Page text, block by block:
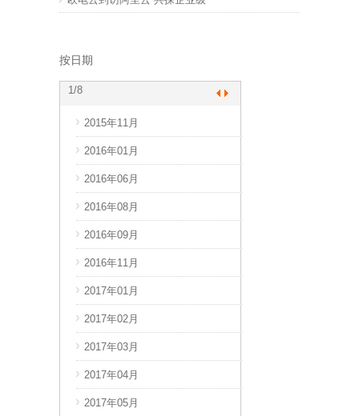
按日期
1/8
2015年11月
2016年01月
2016年06月
2016年08月
2016年09月
2016年11月
2017年01月
2017年02月
2017年03月
2017年04月
2017年05月